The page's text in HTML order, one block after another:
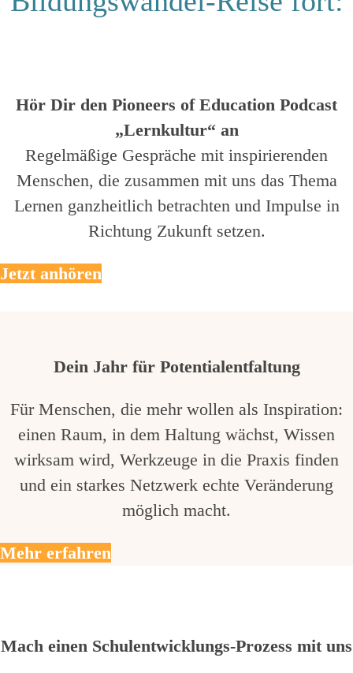
Hör Dir den Pioneers of Education Podcast
„Lernkultur“ an
Regelmäßige Gespräche mit inspirierenden
Menschen, die zusammen mit uns das Thema
Lernen ganzheitlich betrachten und Impulse in
Richtung Zukunft setzen.
Jetzt anhören
Dein Jahr für Potentialentfaltung
Für Menschen, die mehr wollen als Inspiration:
einen Raum, in dem Haltung wächst, Wissen
wirksam wird, Werkzeuge in die Praxis finden
und ein starkes Netzwerk echte Veränderung
möglich macht.
Mehr erfahren
Mach einen Schulentwicklungs-Prozess mit uns